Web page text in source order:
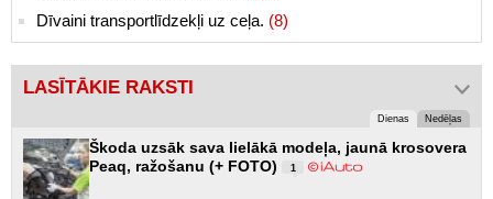
Dīvaini transportlīdzekļi uz ceļa. (8)
LASĪTĀKIE RAKSTI
Dienas Nedēļas
Škoda uzsāk sava lielākā modeļa, jaunā krosovera
Peaq, ražošanu (+ FOTO)
1